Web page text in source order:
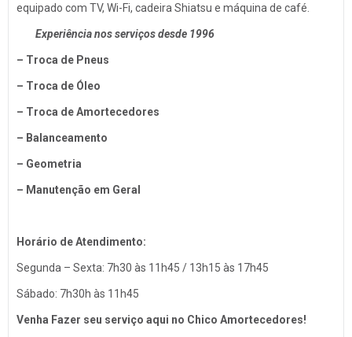
Despachante
Vistorias
Surdinas
Bombas Injetoras
equipado com TV, Wi-Fi, cadeira Shiatsu e máquina de café.
Experiência nos serviços desde 1996
– Troca de Pneus
– Troca de Óleo
– Troca de Amortecedores
– Balanceamento
– Geometria
– Manutenção em Geral
Horário de Atendimento:
Segunda – Sexta: 7h30 às 11h45 / 13h15 às 17h45
Sábado: 7h30h às 11h45
Venha Fazer seu serviço aqui no Chico Amortecedores!